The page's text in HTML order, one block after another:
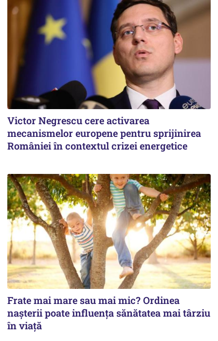
Victor Negrescu cere activarea
mecanismelor europene pentru sprijinirea
României în contextul crizei energetice
Frate mai mare sau mai mic? Ordinea
nașterii poate influența sănătatea mai târziu
în viață